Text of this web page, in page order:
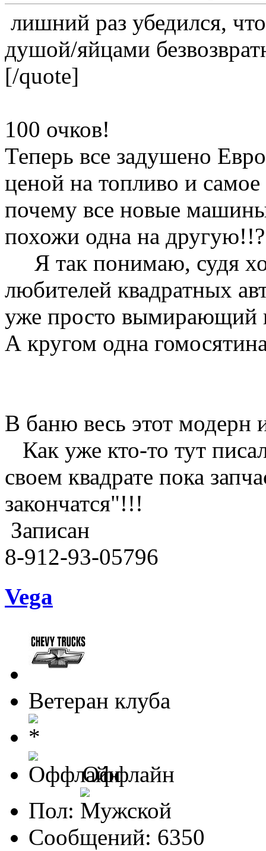
лишний раз убедился,
душой/яйцами
[/quote]
100 очков!
Теперь все задушено
ценой на топливо и
почему все новые
похожи одна на
Я так понимаю, судя
любителей квадратных
уже просто вымирающий
А кругом одна
В баню весь этот
Как уже кто-то тут
своем квадрате пока
закончатся"!!!
Записан
8-912-93-05796
Vega
Ветеран клуба
Оффлайн
Пол:
Сообщений: 6350